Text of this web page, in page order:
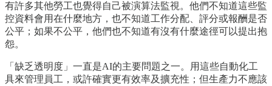
有許多其他勞工也覺得自己被演算法監視。他們不知道這些監
控資料會用在什麼地方，也不知道工作分配、評分或報酬是否
公平；如果不公平，他們也不知道有沒有什麼途徑可以提出抱
怨。
「缺乏透明度」一直是AI的主要問題之一。用這些自動化工
具來管理員工，或許確實更有效率及擴充性；但生產力不應該